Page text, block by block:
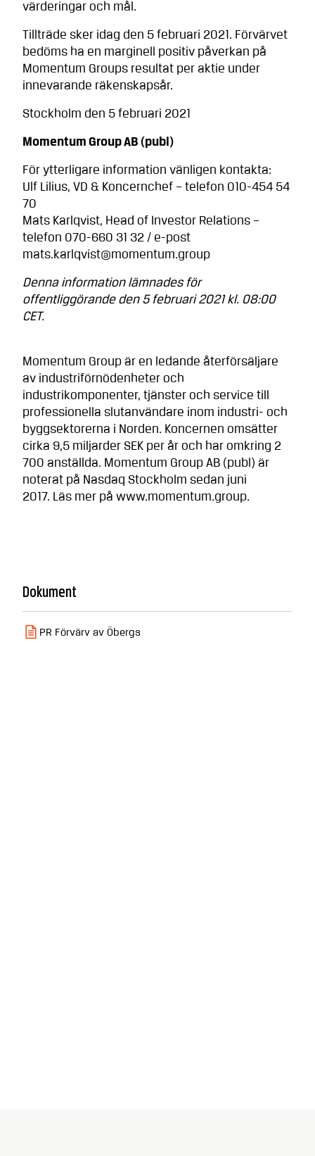
värderingar och mål.
Tillträde sker idag den 5 februari 2021. Förvärvet
bedöms ha en marginell positiv påverkan på
Momentum Groups resultat per aktie under
innevarande räkenskapsår.
Stockholm den 5 februari 2021
Momentum Group AB (publ)
För ytterligare information vänligen kontakta:
Ulf Lilius, VD & Koncernchef – telefon 010-454 54
70
Mats Karlqvist, Head of Investor Relations –
telefon 070-660 31 32 / e-post
mats.karlqvist@momentum.group
Denna information lämnades för
offentliggörande den 5 februari 2021 kl. 08:00
CET.
Momentum Group är en ledande återförsäljare
av industriförnödenheter och
industrikomponenter, tjänster och service till
professionella slutanvändare inom industri- och
byggsektorerna i Norden. Koncernen omsätter
cirka 9,5 miljarder SEK per år och har omkring 2
700 anställda. Momentum Group AB (publ) är
noterat på Nasdaq Stockholm sedan juni
2017. Läs mer på www.momentum.group.
Dokument
PR Förvärv av Öbergs